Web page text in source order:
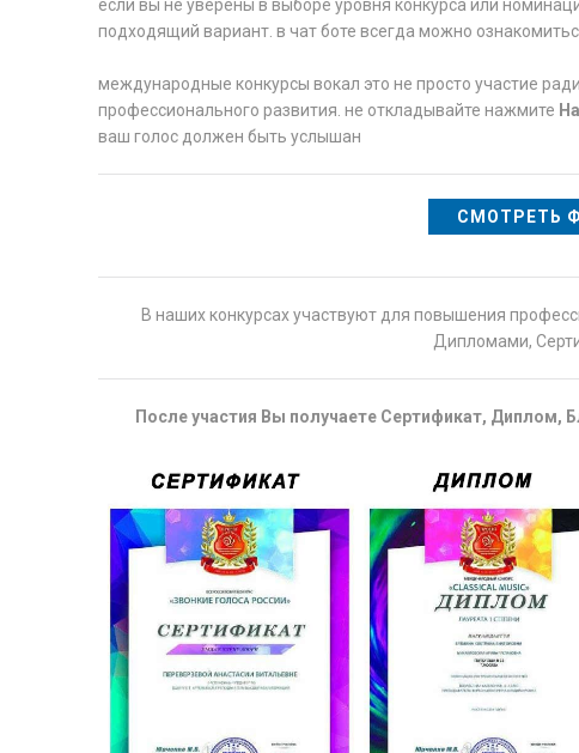
если вы не уверены в выборе уровня конкурса или
подходящий вариант. в чат боте всегда можно
международные конкурсы вокал это не просто участие
профессионального развития. не откладывайте нажмите
ваш голос должен быть услышан
СМОТРЕТЬ
В наших конкурсах участвуют для повышения
Дипломами,
После участия Вы получаете Сертификат, Диплом,